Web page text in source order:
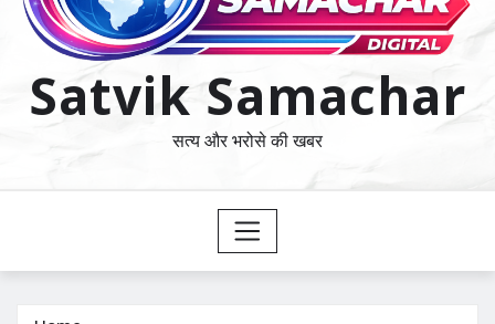
Satvik Samachar
सत्य और भरोसे की खबर